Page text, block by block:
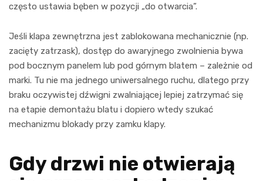
często ustawia bęben w pozycji „do otwarcia”.
Jeśli klapa zewnętrzna jest zablokowana mechanicznie (np.
zacięty zatrzask), dostęp do awaryjnego zwolnienia bywa
pod bocznym panelem lub pod górnym blatem – zależnie od
marki. Tu nie ma jednego uniwersalnego ruchu, dlatego przy
braku oczywistej dźwigni zwalniającej lepiej zatrzymać się
na etapie demontażu blatu i dopiero wtedy szukać
mechanizmu blokady przy zamku klapy.
Gdy drzwi nie otwierają